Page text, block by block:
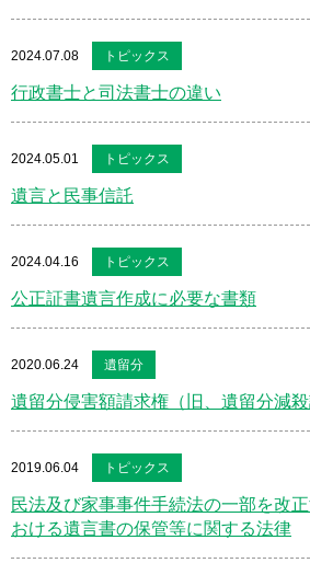
2024.07.08 トピックス
行政書士と司法書士の違い
2024.05.01 トピックス
遺言と民事信託
2024.04.16 トピックス
公正証書遺言作成に必要な書類
2020.06.24 遺留分
遺留分侵害額請求権（旧、遺留分減殺
2019.06.04 トピックス
民法及び家事事件手続法の一部を改
おける遺言書の保管等に関する法律